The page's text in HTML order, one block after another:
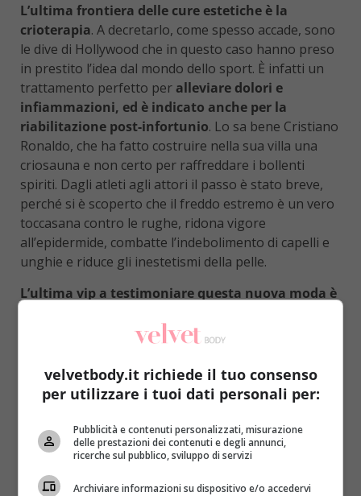
L’ultima frontiera delle cure estetiche è la
crioterapia. A decretarlo, come spesso accade, sono
le dive di Hollywood che in questo caso hanno preso
in prestito l’idea dal mondo dello sport. È infatti un
trattamento perfetto per alleviare dolori e
infiammazioni, ed è indicato anche per la
riabilitazione post-infortunio. Lo sa bene Cristiano
Ronaldo, che ha fatto costruire nella sua villa una
criosauna e non certo per raffreddare i bollenti
spiriti. Dagli atleti agli attori il passo è stato breve,
perché si è scoperto che il freddo estremo è un vero
toccasana contro le rughe, ridona vigore
all’epidermide, combatte l’indebolimento di capelli e
unghie e riduce gli inestetismi della pelle.
L’ultima vip a testimoniare questa nuova moda è
profilo Instagram ha postato qualche foto al
di una sua amica. Nelle immagini l’ex stellina Disney
indossa un costume da bagno e protezioni per
orecchie, mani, piedi e vie respiratorie e, oltre a
mostrare un fisico invidiabile a differenza di qualche
mese fa, appare rinfrancata e molto divertita
dall’esperienza che aveva già provato (e
documentato sui social network) due volte. Una vera
velvetbody.it richiede il tuo consenso
per utilizzare i tuoi dati personali per:
Pubblicità e contenuti personalizzati, misurazione
delle prestazioni dei contenuti e degli annunci,
ricerche sul pubblico, sviluppo di servizi
Archiviare informazioni su dispositivo e/o accedervi